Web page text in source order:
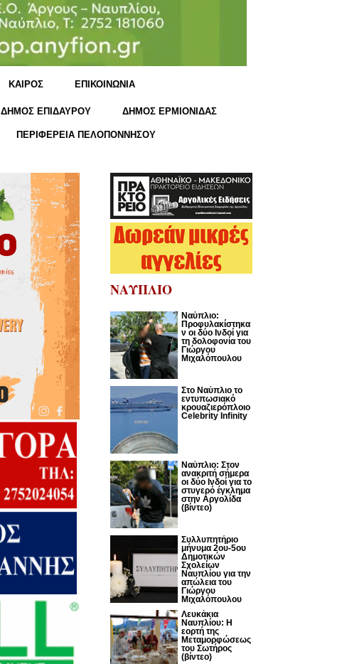
KΑΙΡΟΣ ΕΠΙΚΟΙΝΩΝΙΑ
ΔΗΜΟΣ ΕΠΙΔΑΥΡΟΥ ΔΗΜΟΣ ΕΡΜΙΟΝΙΔΑΣ
ΠΕΡΙΦΕΡΕΙΑ ΠΕΛΟΠΟΝΝΗΣΟΥ
ΝΑΥΠΛΙΟ
Ναύπλιο:
Προφυλακίστηκα
ν οι δύο Ινδοί για
τη δολοφονία του
Γιώργου
Μιχαλόπουλου
Στο Ναύπλιο το
εντυπωσιακό
κρουαζιερόπλοιο
Celebrity Infinity
Nαύπλιο: Στον
ανακριτή σήμερα
οι δύο Ινδοί για το
στυγερό έγκλημα
στην Αργολίδα
(βίντεο)
Συλλυπητήριο
μήνυμα 2ου-5ου
Δημοτικών
Σχολείων
Ναυπλίου για την
απώλεια του
Γιώργου
Μιχαλόπουλου
Λευκάκια
Ναυπλίου: Η
εορτή της
Μεταμορφώσεως
του Σωτήρος
(βίντεο)